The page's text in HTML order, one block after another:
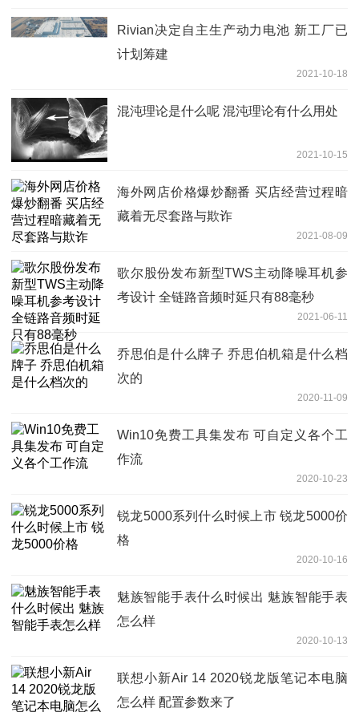
Rivian决定自主生产动力电池 新工厂已
计划筹建
2021-10-18
混沌理论是什么呢 混沌理论有什么用处
2021-10-15
海外网店价格爆炒翻番 买店经营过程暗
藏着无尽套路与欺诈
2021-08-09
歌尔股份发布新型TWS主动降噪耳机参
考设计 全链路音频时延只有88毫秒
2021-06-11
乔思伯是什么牌子 乔思伯机箱是什么档
次的
2020-11-09
Win10免费工具集发布 可自定义各个工
作流
2020-10-23
锐龙5000系列什么时候上市 锐龙5000价
格
2020-10-16
魅族智能手表什么时候出 魅族智能手表
怎么样
2020-10-13
联想小新Air 14 2020锐龙版笔记本电脑
怎么样 配置参数来了